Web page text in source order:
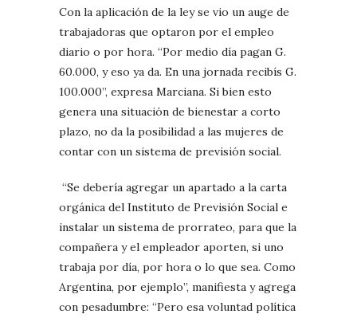
Con la aplicación de la ley se vio un auge de
trabajadoras que optaron por el empleo
diario o por hora. “Por medio día pagan G.
60.000, y eso ya da. En una jornada recibís G.
100.000”, expresa Marciana. Si bien esto
genera una situación de bienestar a corto
plazo, no da la posibilidad a las mujeres de
contar con un sistema de previsión social.
“Se debería agregar un apartado a la carta
orgánica del Instituto de Previsión Social e
instalar un sistema de prorrateo, para que la
compañera y el empleador aporten, si uno
trabaja por día, por hora o lo que sea. Como
Argentina, por ejemplo”, manifiesta y agrega
con pesadumbre: “Pero esa voluntad política